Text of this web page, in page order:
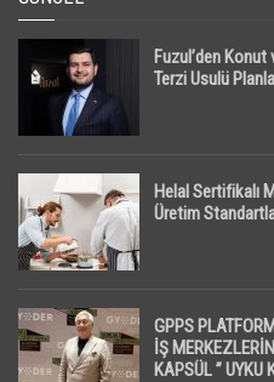
Fuzul’den Konut
Terzi Usulü
Helal Sertifikalı
Üretim
GPPS
İŞ
KAPSÜL ” UYKU